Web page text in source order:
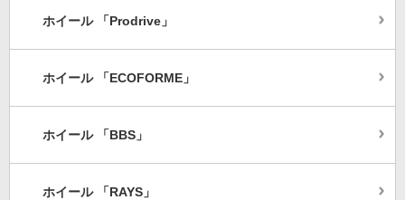
ホイール 「Prodrive」
ホイール 「ECOFORME」
ホイール 「BBS」
ホイール 「RAYS」